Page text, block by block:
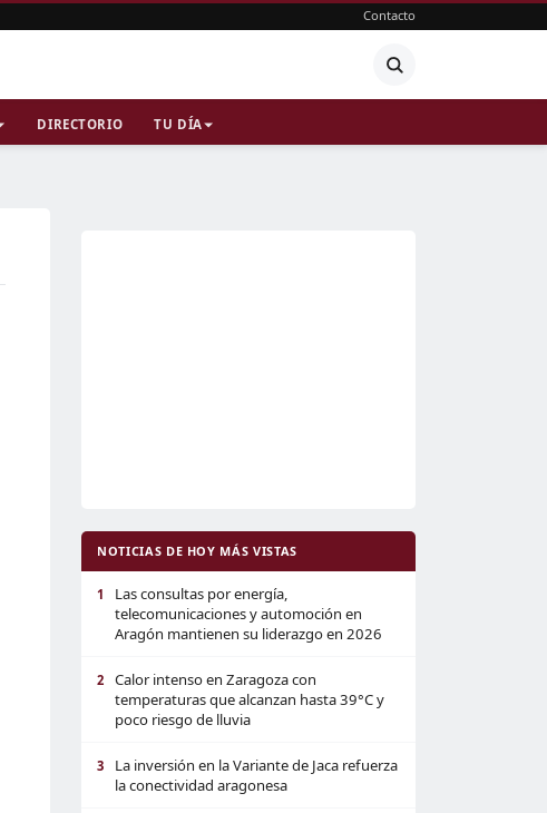
Contacto
DIRECTORIO TU DÍA
NOTICIAS DE HOY MÁS VISTAS
1
Las consultas por energía,
telecomunicaciones y automoción en
Aragón mantienen su liderazgo en 2026
2
Calor intenso en Zaragoza con
temperaturas que alcanzan hasta 39°C y
poco riesgo de lluvia
3
La inversión en la Variante de Jaca refuerza
la conectividad aragonesa